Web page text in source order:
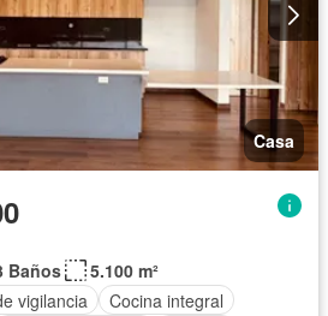
Casa
Baños
5.100 m²
vigilancia
Cocina integral